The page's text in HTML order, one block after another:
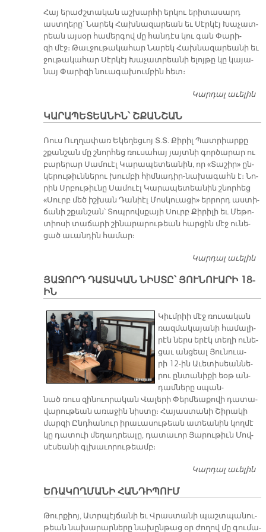
Հայ ե­րաժշ­տա­կան աշ­խար­հի եր­կու ե­րի­տա­սարդ
աստ­ղե­րը՝ Նա­րեկ Հախ­նա­զա­րեան եւ Սէր­կէյ Խա­չատ­
րեան այ­սօր հա­մեր­գով մը հան­դէս կու գան Փա­րի­
զի մէջ։ Թաւ­ջու­թա­կա­հար Նա­րեկ Հախ­նա­զա­րեա­նի եւ
ջու­թա­կա­հար Սէր­կէյ Խա­չատ­րեա­նի ե­լոյ­թը կը կա­յա­
նայ Փա­րի­զի նուա­գա­խում­բին հետ։
Կարդալ աւելին
ԿԱՐԱՊԵՏԵԱՆԻՆ՝ ՇՔԱՆՇԱՆ
Ռուս Ուղ­ղա­փառ Ե­կե­ղեց­ւոյ Տ.Տ. Քի­րիլ Պատ­րիար­քը
շքան­շան մը շնոր­հեց ռու­սա­հայ յայտ­նի գոր­ծա­րար ու
բա­րե­րար Սա­մուէլ Կա­րա­պե­տեա­նին, որ «Տա­շիր» ըն­
կե­րու­թիւն­նե­րու խում­բի հիմ­նա­դիր-նա­խա­գահն է։ Նո­
րին Սրբու­թիւ­նը Սա­մուէլ Կա­րա­պե­տեա­նին շնոր­հեց
«Սուրբ մեծ իշ­խան Դա­նիէլ Մոս­կուա­ցի» եր­րորդ աս­տի­
ճա­նի շքան­շան՝ Տոպ­րովս­քա­յի Սուրբ Քի­րի­լի եւ Մե­թո­
տիո­սի տա­ճա­րի շի­նա­րա­րու­թեան հար­ցին մէջ ու­նե­
ցած ա­ւան­դին հա­մար։
Կարդալ աւելին
ՅԱՋՈՐԴ ԴԱՏԱԿԱՆ ՆԻՍՏԸ՝ ՅՈՒՆՈՒԱՐԻ 18-
ԻՆ
Կիւմ­րիի մէջ ռու­սա­կան
ռազ­մա­կա­յա­նի հա­մա­լի­
րէն ներս ե­րէկ տե­ղի ու­նե­
ցաւ ան­ցեալ Յու­նուա­
րի 12-ին Ա­ւե­տի­սեան­նե­
րու ըն­տա­նի­քի եօթ ան­
դամ­նե­րը սպան­
նած ռուս զի­նուո­րա­կան Վա­լե­րի Փեր­մեա­քո­վի դա­տա­
վա­րու­թեան ա­ռա­ջին նիս­տը։ Հա­յաս­տա­նի Շի­րա­կի
մար­զի Ընդ­հա­նուր ի­րա­ւա­սու­թեան ա­տեա­նին կող­մէ
կը դա­տուի մե­ղադ­րեա­լը, դա­տա­ւոր Յա­րու­թիւն Մով­
սէ­սեա­նի գլխա­ւո­րու­թեամբ։
Կարդալ աւելին
ԵՌԱԿՈՂՄԱՆԻ ՀԱՆԴԻՊՈՒՄ
Թուր­քիոյ, Ատր­պէյ­ճա­նի եւ Վրաս­տա­նի պաշտ­պա­նու­
թեան նա­խա­րար­նե­րը նա­խըն­թաց օր ժո­ղով մը գու­մա­